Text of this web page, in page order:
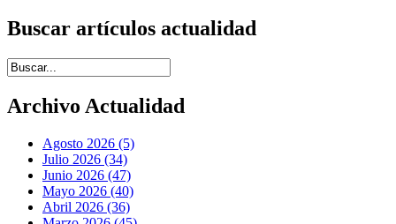
Buscar artículos actualidad
Introduce términos de búsqueda
Archivo Actualidad
Agosto 2026 (5)
Julio 2026 (34)
Junio 2026 (47)
Mayo 2026 (40)
Abril 2026 (36)